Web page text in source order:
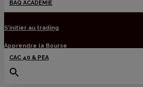
BAQ ACADÉMIE
S’initier au trading
Apprendre la Bourse
CAC 40 & PEA